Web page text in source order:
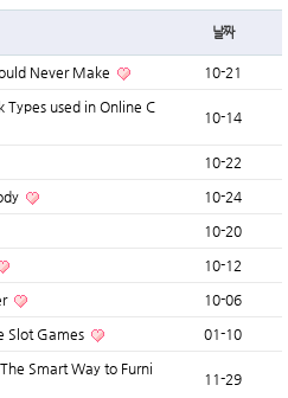
날짜
Never Make 10-21
Types used in Online C
10-14
10-22
10-24
10-20
10-12
10-06
Slot Games 01-10
Smart Way to Furni
11-29